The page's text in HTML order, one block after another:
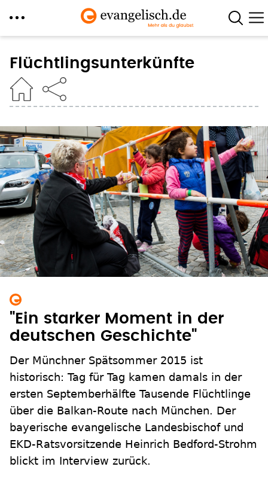
zum
Inhalt
Flüchtlingsunterkünfte
"Ein starker Moment in der
deutschen Geschichte"
Der Münchner Spätsommer 2015 ist
historisch: Tag für Tag kamen damals in der
ersten Septemberhälfte Tausende Flüchtlinge
über die Balkan-Route nach München. Der
bayerische evangelische Landesbischof und
EKD-Ratsvorsitzende Heinrich Bedford-Strohm
blickt im Interview zurück.